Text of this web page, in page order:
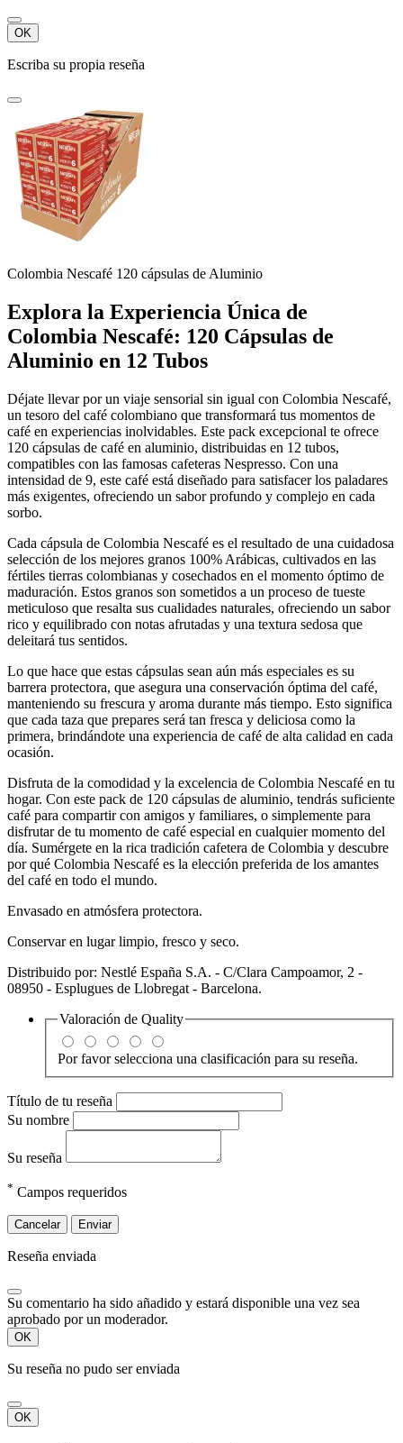
OK
Escriba su propia reseña
Colombia Nescafé 120 cápsulas de Aluminio
Explora la Experiencia Única de
Colombia Nescafé: 120 Cápsulas de
Aluminio en 12 Tubos
Déjate llevar por un viaje sensorial sin igual con Colombia Nescafé,
un tesoro del café colombiano que transformará tus momentos de
café en experiencias inolvidables. Este pack excepcional te ofrece
120 cápsulas de café en aluminio, distribuidas en 12 tubos,
compatibles con las famosas cafeteras Nespresso. Con una
intensidad de 9, este café está diseñado para satisfacer los paladares
más exigentes, ofreciendo un sabor profundo y complejo en cada
sorbo.
Cada cápsula de Colombia Nescafé es el resultado de una cuidadosa
selección de los mejores granos 100% Arábicas, cultivados en las
fértiles tierras colombianas y cosechados en el momento óptimo de
maduración. Estos granos son sometidos a un proceso de tueste
meticuloso que resalta sus cualidades naturales, ofreciendo un sabor
rico y equilibrado con notas afrutadas y una textura sedosa que
deleitará tus sentidos.
Lo que hace que estas cápsulas sean aún más especiales es su
barrera protectora, que asegura una conservación óptima del café,
manteniendo su frescura y aroma durante más tiempo. Esto significa
que cada taza que prepares será tan fresca y deliciosa como la
primera, brindándote una experiencia de café de alta calidad en cada
ocasión.
Disfruta de la comodidad y la excelencia de Colombia Nescafé en tu
hogar. Con este pack de 120 cápsulas de aluminio, tendrás suficiente
café para compartir con amigos y familiares, o simplemente para
disfrutar de tu momento de café especial en cualquier momento del
día. Sumérgete en la rica tradición cafetera de Colombia y descubre
por qué Colombia Nescafé es la elección preferida de los amantes
del café en todo el mundo.
Envasado en atmósfera protectora.
Conservar en lugar limpio, fresco y seco.
Distribuido por: Nestlé España S.A. - C/Clara Campoamor, 2 -
08950 - Esplugues de Llobregat - Barcelona.
Valoración de Quality
Por favor selecciona una clasificación para su reseña.
Título de tu reseña
Su nombre
Su reseña
* Campos requeridos
Cancelar Enviar
Reseña enviada
Su comentario ha sido añadido y estará disponible una vez sea
aprobado por un moderador.
OK
Su reseña no pudo ser enviada
OK